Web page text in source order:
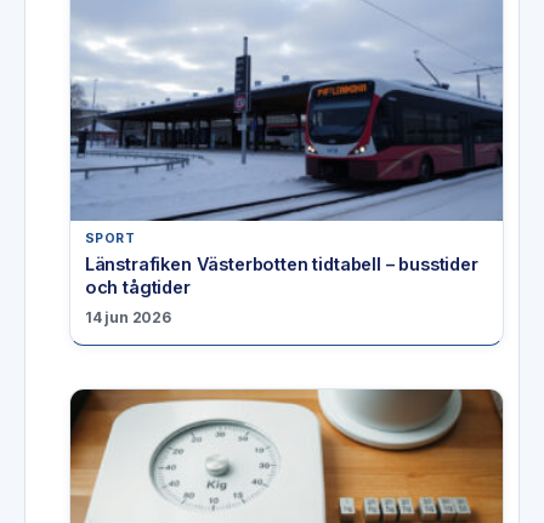
SPORT
Länstrafiken Västerbotten tidtabell – busstider
och tågtider
14 jun 2026